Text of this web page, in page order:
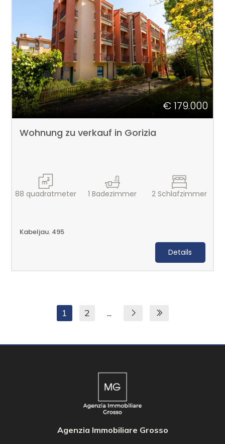
€ 179.000
Wohnung zu verkauf in Gorizia
88 quadratmeter 1 Badezimmer 2 Schlafzimmer
Kabeljau. 495
Details
1 2 ...
Agenzia Immobiliare Grosso